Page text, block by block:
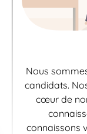
Nous
candidats.
cœur de
connaissons